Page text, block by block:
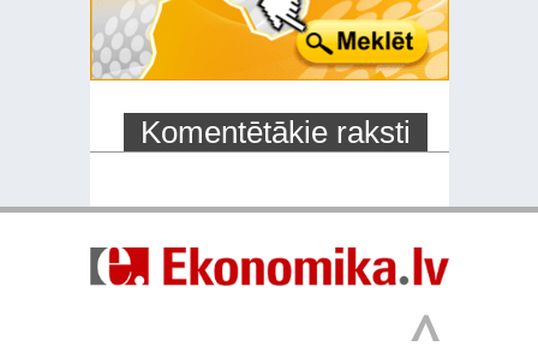
Komentētākie raksti